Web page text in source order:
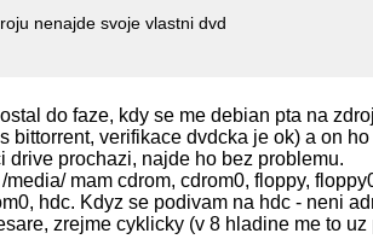
nenajde svoje vlastni dvd
do faze, kdy se me debian pta na
bittorrent, verifikace dvdcka je ok) a on
drive prochazi, najde ho bez problemu.
mam cdrom, cdrom0, floppy,
hdc. Kdyz se podivam na hdc - neni
zrejme cyklicky (v 8 hladine me to uz